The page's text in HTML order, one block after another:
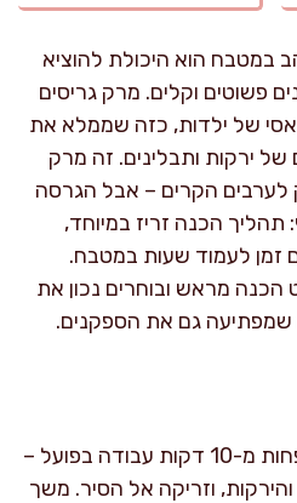
במטבח הוא היכולת להוציא
פשוטים וקלים. מרק גריסים
של ילדות, כזה שממלא את
ירקות ותבלינים. זה מרק
לערבים הקרים – אבל הגרסה
תהליך הכנה זריז במיוחד,
זמן לעמוד שעות במטבח.
הכנה מראש ובוחרים נכון את
שמפתיעה גם את הספקנים.
המרק הזה למעשה דורש פחות מ-10 דקות עבודה בפועל –
וזריקה אל הסיר. משך